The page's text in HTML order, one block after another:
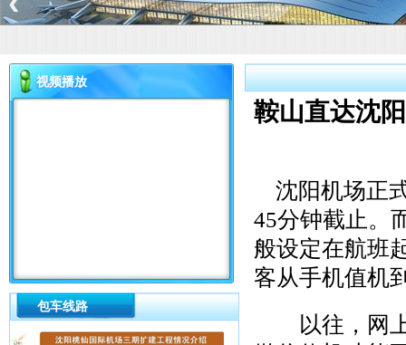
视频播放
包车线路
鞍山直达沈
沈阳机场正
45分钟截止。
般设定在航班
客从手机值机
以往，网上